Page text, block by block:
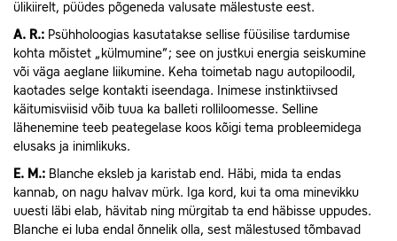
ülikiirelt, püüdes põgeneda valusate mälestuste eest.
A. R.: Psühholoogias kasutatakse sellise füüsilise tardumise
kohta mõistet „külmumine”; see on justkui energia seiskumine
või väga aeglane liikumine. Keha toimetab nagu autopiloodil,
kaotades selge kontakti iseendaga. Inimese instinktiivsed
käitumisviisid võib tuua ka balleti rolliloomesse. Selline
lähenemine teeb peategelase koos kõigi tema probleemidega
elusaks ja inimlikuks.
E. M.: Blanche eksleb ja karistab end. Häbi, mida ta endas
kannab, on nagu halvav mürk. Iga kord, kui ta oma minevikku
uuesti läbi elab, hävitab ning mürgitab ta end häbisse uppudes.
Blanche ei luba endal õnnelik olla, sest mälestused tõmbavad